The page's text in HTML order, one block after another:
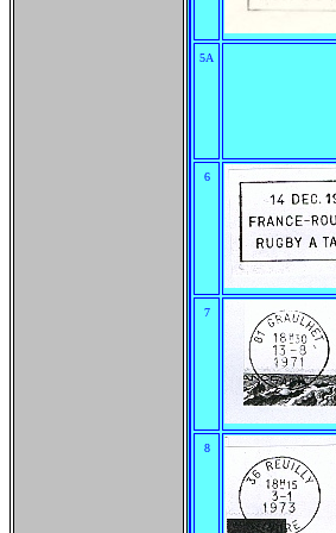
5A
6
7
8